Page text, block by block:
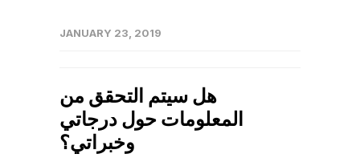
JANUARY 23, 2019
هل سيتم التحقق من
المعلومات حول درجاتي
وخبراتي؟